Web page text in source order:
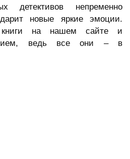
детективов непременно
новые яркие эмоции.
на нашем сайте и
ведь все они – в